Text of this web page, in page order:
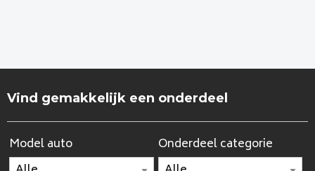
Vind gemakkelijk een onderdeel
Model auto Onderdeel categorie